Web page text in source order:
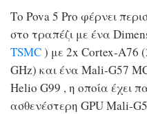
Το Pova 5 Pro φέρνει
στο τραπέζι με ένα
TSMC) με 2x Cortex-A76
GHz) και ένα Mali-G57
Helio G99 , η οποία έχει
ασθενέστερη GPU Mali-